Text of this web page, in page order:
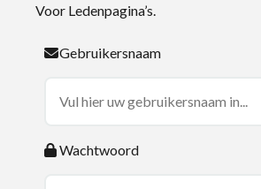
Voor Ledenpagina’s.
Gebruikersnaam
Wachtwoord